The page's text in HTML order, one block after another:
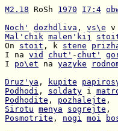
M2.18 RoSh 1970 I7:4
Noch'
dozhdliva , vs\e v
Mal'chik malen'kij
On stoit , k stene
I na vid chut' - chut'
I po\et na yazyke
Druz'ya , kupite
Podhodi , soldaty i
Podhodite , pozhalejte
Sirotu menya sogrejte
Posmotrite , nogi moi